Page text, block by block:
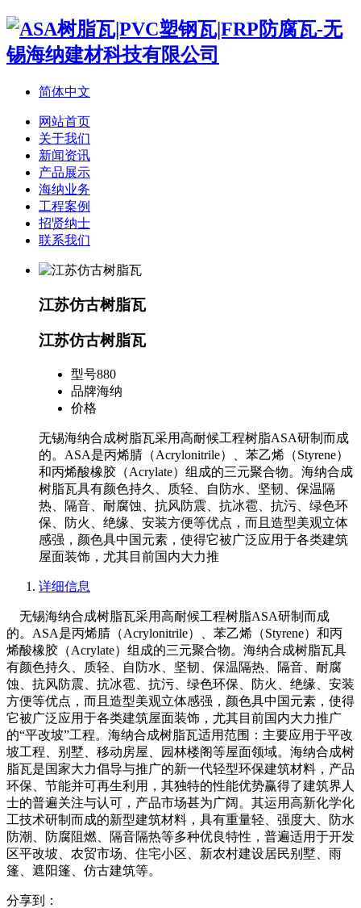
简体中文
网站首页
关于我们
新闻资讯
产品展示
海纳业务
工程案例
招贤纳士
联系我们
江苏仿古树脂瓦
江苏仿古树脂瓦
型号880
品牌海纳
价格
无锡海纳合成树脂瓦采用高耐候工程树脂ASA研制而成
的。ASA是丙烯腈（Acrylonitrile）、苯乙烯（Styrene）
和丙烯酸橡胶（Acrylate）组成的三元聚合物。海纳合成
树脂瓦具有颜色持久、质轻、自防水、坚韧、保温隔
热、隔音、耐腐蚀、抗风防震、抗冰雹、抗污、绿色环
保、防火、绝缘、安装方便等优点，而且造型美观立体
感强，颜色具中国元素，使得它被广泛应用于各类建筑
屋面装饰，尤其目前国内大力推
详细信息
无锡海纳合成树脂瓦采用高耐候工程树脂ASA研制而成
的。ASA是丙烯腈（Acrylonitrile）、苯乙烯（Styrene）和丙
烯酸橡胶（Acrylate）组成的三元聚合物。海纳合成树脂瓦具
有颜色持久、质轻、自防水、坚韧、保温隔热、隔音、耐腐
蚀、抗风防震、抗冰雹、抗污、绿色环保、防火、绝缘、安装
方便等优点，而且造型美观立体感强，颜色具中国元素，使得
它被广泛应用于各类建筑屋面装饰，尤其目前国内大力推广
的“平改坡”工程。海纳合成树脂瓦适用范围：主要应用于平改
坡工程、别墅、移动房屋、园林楼阁等屋面领域。海纳合成树
脂瓦是国家大力倡导与推广的新一代轻型环保建筑材料，产品
环保、节能并可再生利用，其独特的性能优势赢得了建筑界人
士的普遍关注与认可，产品市场甚为广阔。其运用高新化学化
工技术研制而成的新型建筑材料，具有重量轻、强度大、防水
防潮、防腐阻燃、隔音隔热等多种优良特性，普遍适用于开发
区平改坡、农贸市场、住宅小区、新农村建设居民别墅、雨
篷、遮阳篷、仿古建筑等。
分享到：